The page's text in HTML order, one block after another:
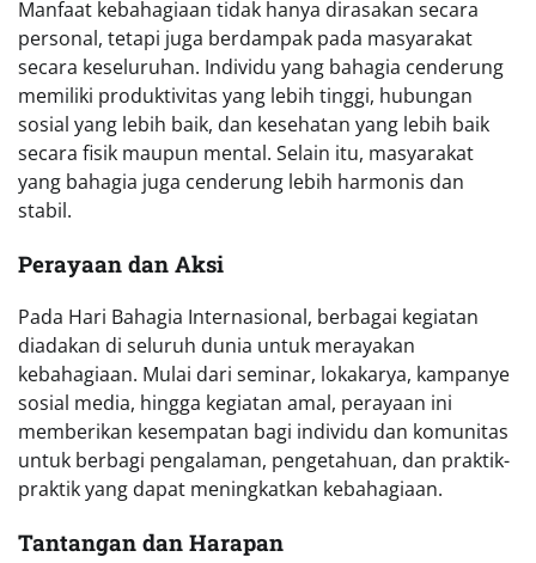
Manfaat kebahagiaan tidak hanya dirasakan secara
personal, tetapi juga berdampak pada masyarakat
secara keseluruhan. Individu yang bahagia cenderung
memiliki produktivitas yang lebih tinggi, hubungan
sosial yang lebih baik, dan kesehatan yang lebih baik
secara fisik maupun mental. Selain itu, masyarakat
yang bahagia juga cenderung lebih harmonis dan
stabil.
Perayaan dan Aksi
Pada Hari Bahagia Internasional, berbagai kegiatan
diadakan di seluruh dunia untuk merayakan
kebahagiaan. Mulai dari seminar, lokakarya, kampanye
sosial media, hingga kegiatan amal, perayaan ini
memberikan kesempatan bagi individu dan komunitas
untuk berbagi pengalaman, pengetahuan, dan praktik-
praktik yang dapat meningkatkan kebahagiaan.
Tantangan dan Harapan